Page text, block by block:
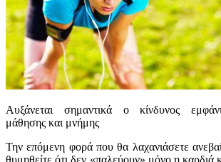
Αυξάνεται σημαντικά ο κίνδυνος
μάθησης και μνήμης
Την επόμενη φορά που θα λαχανιάσετε
θυμηθείτε ότι δεν «παλεύουν» μόνο η καρδιά